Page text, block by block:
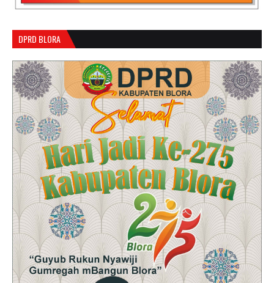
DPRD BLORA